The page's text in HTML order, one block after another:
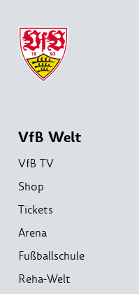
VfB Welt
VfB TV
Shop
Tickets
Arena
Fußballschule
Reha-Welt